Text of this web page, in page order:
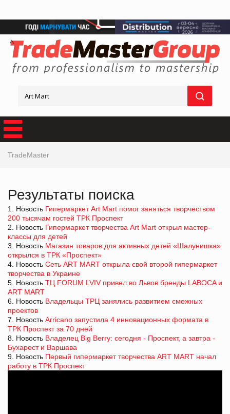
TradeMaster
Результаты поиска
1. Новость Гипермаркет Art Mart помог заняться творчеством
200 тысячам гостей ТРК Проспект
2. Новость Гипермаркет творчества Art Mart открыл мастер-
классы для детей
3. Новость Магазин товаров для активных детей «Шалунишка»
открылся в ТРК «Проспект»
4. Новость Сеть ART MART открыла свой второй гипермаркет
творчества в Украине
5. Новость ТЦ FORUM LVIV привел во Львов бренды LABOCA и
ART MART
6. Новость Владельцы ТРЦ занялись развитием смежных
проектов
7. Новость Arricano запустила 4 инновационных формата в
ТРК Проспект за 70 дней
8. Новость Владелец Big Berry: сегодня - Проспект, а завтра -
Бухарест и Варшава
9. Новость Первый гипермаркет творчества ART MART начал
работу в ТРК Проспект